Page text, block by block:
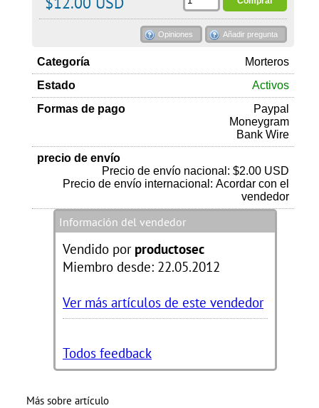
Opiniones Añadir pregunta
Categoría
Morteros
Estado
Activos
Formas de pago
Paypal
Moneygram
Bank Wire
precio de envío
Precio de envío nacional: $2.00 USD
Precio de envío internacional: Acordar con el
vendedor
Información del vendedor
Vendido por productosec
Miembro desde: 22.05.2012
Ver más artículos de este vendedor
Todos feedback
Más sobre artículo